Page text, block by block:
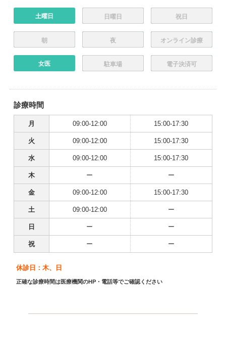
土曜日 日曜日 祝日
朝 夜 オンライン診療
女医 駐車場 電子決済可
診療時間
月 09:00-12:00 15:00-17:30
火 09:00-12:00 15:00-17:30
水 09:00-12:00 15:00-17:30
木 ー ー
金 09:00-12:00 15:00-17:30
土 09:00-12:00 ー
日 ー ー
祝 ー ー
休診日：木、日
正確な診療時間は医療機関のHP・電話等でご確認ください